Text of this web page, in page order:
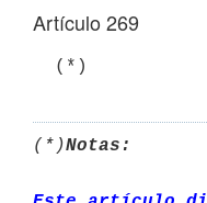
Artículo 269
  (*)
(*)Notas: